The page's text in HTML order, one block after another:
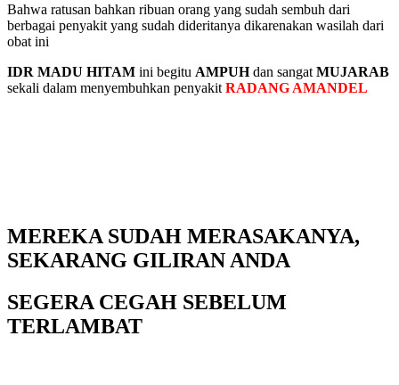
Bahwa ratusan bahkan ribuan orang yang sudah sembuh dari
berbagai penyakit yang sudah dideritanya dikarenakan wasilah dari
obat ini
IDR MADU HITAM ini begitu AMPUHdan sangat MUJARAB
sekali dalam menyembuhkan penyakit RADANG AMANDEL
MEREKA SUDAH MERASAKANYA,
SEKARANG GILIRAN ANDA
SEGERA CEGAH SEBELUM
TERLAMBAT